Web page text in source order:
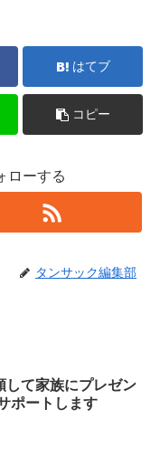
はてブ
コピー
ローする
タンサック編集部
して家族にプレゼン
ポートします